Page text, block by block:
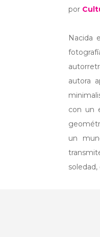
por
Nacida
autora
con un
un